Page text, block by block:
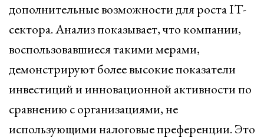
дополнительные возможности для роста IT-
сектора. Анализ показывает, что компании,
воспользовавшиеся такими мерами,
демонстрируют более высокие показатели
инвестиций и инновационной активности по
сравнению с организациями, не
использующими налоговые преференции. Это